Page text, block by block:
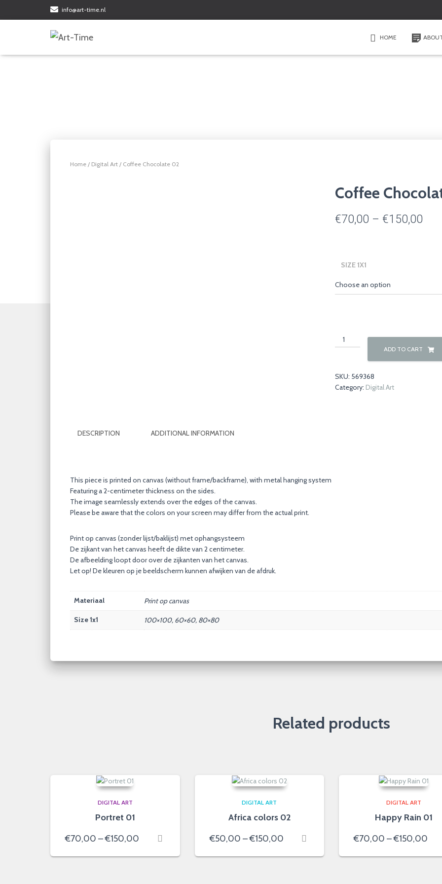
info@art-time.nl
HOME
Home / Digital Art / Coffee Chocolate 02
Coffee
€70,00 – €150,00
SIZE 1X1
Coffee
Chocolate
ADD TO CART
SKU: 569368
Category: Digital Art
DESCRIPTION ADDITIONAL INFORMATION
This piece is printed on canvas (without frame/backframe), with metal hanging system
Featuring a 2-centimeter thickness on the sides.
The image seamlessly extends over the edges of the canvas.
Please be aware that the colors on your screen may differ from the actual print.
Print op canvas (zonder lijst/baklijst) met ophangsysteem
De zijkant van het canvas heeft de dikte van 2 centimeter.
De afbeelding loopt door over de zijkanten van het canvas.
Let op! De kleuren op je beeldscherm kunnen afwijken van de afdruk.
Materiaal Print op canvas
Size 1x1 100×100, 60×60, 80×80
Related products
DIGITAL ART
Portret 01
€70,00 –€150,00
€70,00
DIGITAL ART
Africa colors 02
€50,00 –€150,00Price
€50,00
DIGITAL ART
Happy Rain 01
€70,00 –€150,00